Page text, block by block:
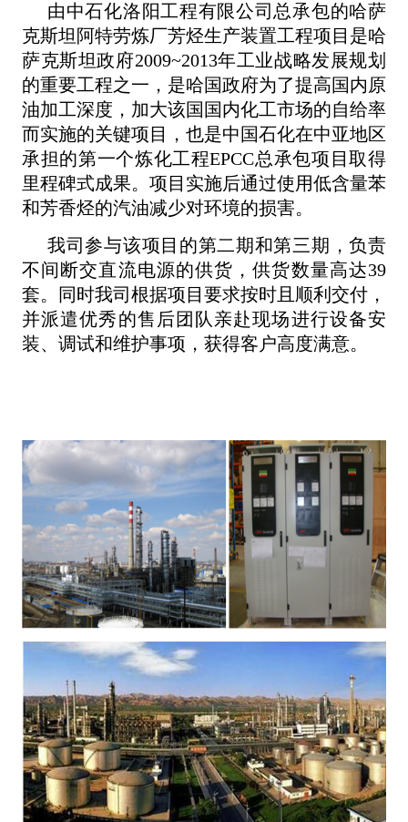
由中石化洛阳工程有限公司总承包的哈萨
克斯坦阿特劳炼厂芳烃生产装置工程项目是哈
萨克斯坦政府2009~2013年工业战略发展规划
的重要工程之一，是哈国政府为了提高国内原
油加工深度，加大该国国内化工市场的自给率
而实施的关键项目，也是中国石化在中亚地区
承担的第一个炼化工程EPCC总承包项目取得
里程碑式成果。项目实施后通过使用低含量苯
和芳香烃的汽油减少对环境的损害。
我司参与该项目的第二期和第三期，负责
不间断交直流电源的供货，供货数量高达39
套。同时我司根据项目要求按时且顺利交付，
并派遣优秀的售后团队亲赴现场进行设备安
装、调试和维护事项，获得客户高度满意。